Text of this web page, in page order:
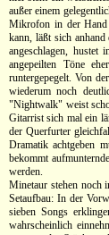
außer einem
Mikrofon in der Hand
kann, läßt sich
angeschlagen,
angepeilten Töne
runtergepegelt. Von
wiederum noch
"Nightwalk" weist
Gitarrist sich mal ein
der Querfurter
Dramatik achtgeben
bekommt
werden.
Minetaur stehen noch
Setaufbau: In der
sieben Songs
wahrscheinlich